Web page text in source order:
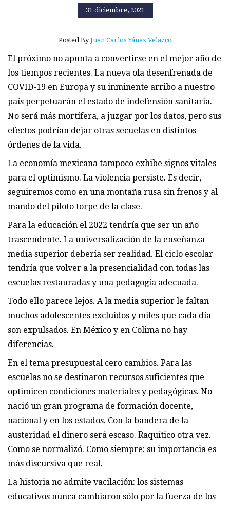
31 diciembre, 2021
Posted ByJuan Carlos Yáñez Velazco
El próximo no apunta a convertirse en el mejor año de
los tiempos recientes. La nueva ola desenfrenada de
COVID-19 en Europa y su inminente arribo a nuestro
país perpetuarán el estado de indefensión sanitaria.
No será más mortífera, a juzgar por los datos, pero sus
efectos podrían dejar otras secuelas en distintos
órdenes de la vida.
La economía mexicana tampoco exhibe signos vitales
para el optimismo. La violencia persiste. Es decir,
seguiremos como en una montaña rusa sin frenos y al
mando del piloto torpe de la clase.
Para la educación el 2022 tendría que ser un año
trascendente. La universalización de la enseñanza
media superior debería ser realidad. El ciclo escolar
tendría que volver a la presencialidad con todas las
escuelas restauradas y una pedagogía adecuada.
Todo ello parece lejos. A la media superior le faltan
muchos adolescentes excluidos y miles que cada día
son expulsados. En México y en Colima no hay
diferencias.
En el tema presupuestal cero cambios. Para las
escuelas no se destinaron recursos suficientes que
optimicen condiciones materiales y pedagógicas. No
nació un gran programa de formación docente,
nacional y en los estados. Con la bandera de la
austeridad el dinero será escaso. Raquítico otra vez.
Como se normalizó. Como siempre: su importancia es
más discursiva que real.
La historia no admite vacilación: los sistemas
educativos nunca cambiaron sólo por la fuerza de los